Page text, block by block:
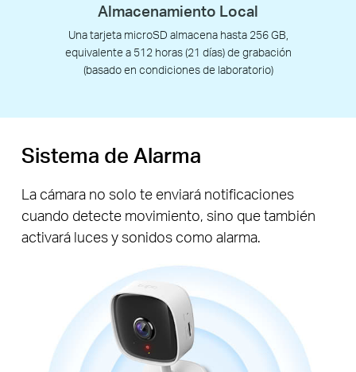
Almacenamiento Local
Una tarjeta microSD almacena hasta 256 GB,
equivalente a 512 horas (21 días) de grabación
(basado en condiciones de laboratorio)
Sistema de Alarma
La cámara no solo te enviará notificaciones
cuando detecte movimiento, sino que también
activará luces y sonidos como alarma.